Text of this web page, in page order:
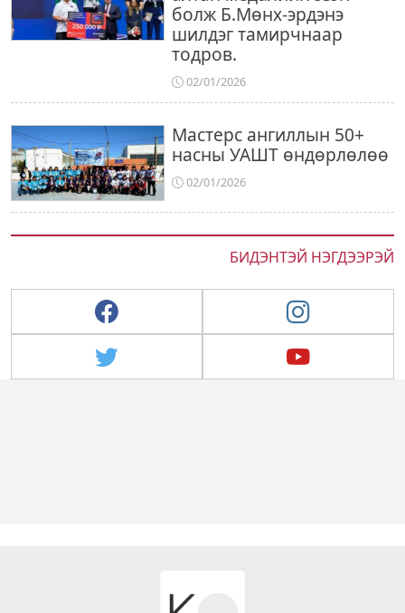
болж Б.Мөнх-эрдэнэ
шилдэг тамирчнаар
тодров.
02/01/2026
Мастерс ангиллын 50+
насны УАШТ өндөрлөлөө
02/01/2026
БИДЭНТЭЙ НЭГДЭЭРЭЙ